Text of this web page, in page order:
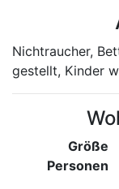
Nichtraucher,
gestellt, Kinder
Größe
Personen